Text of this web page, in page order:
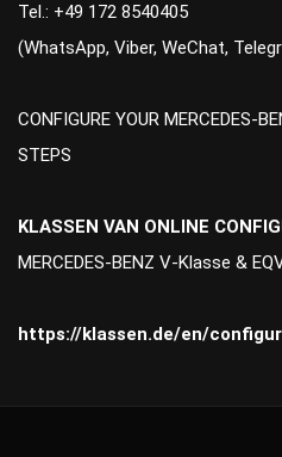
Tel.: +49 172 8540405
(WhatsApp, Viber, WeChat,
CONFIGURE YOUR MERCEDES-
STEPS
KLASSEN VAN ONLINE
MERCEDES-BENZ V-Klasse &
https://klassen.de/en/